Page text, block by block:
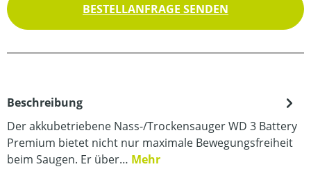
BESTELLANFRAGE SENDEN
Beschreibung
Der akkubetriebene Nass-/Trockensauger WD 3 Battery
Premium bietet nicht nur maximale Bewegungsfreiheit
beim Saugen. Er über… Mehr